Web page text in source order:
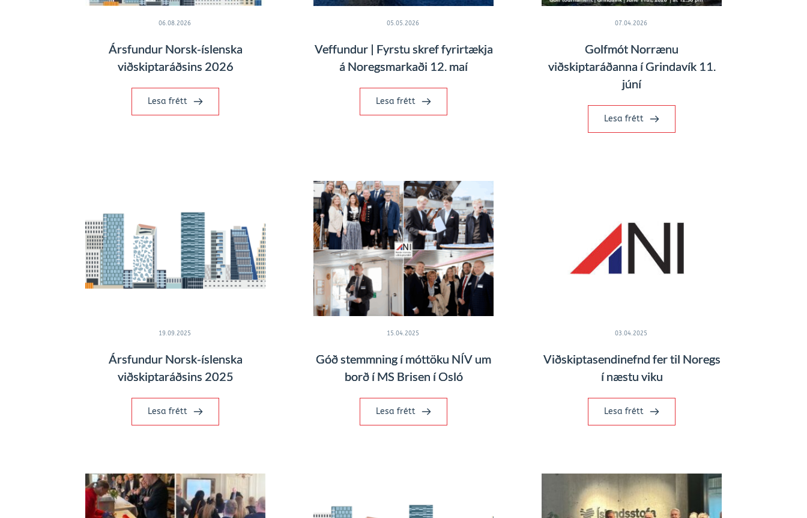
06.08.2026
Ársfundur Norsk-íslenska
viðskiptaráðsins 2026
Lesa frétt
05.05.2026
Veffundur | Fyrstu skref fyrirtækja
á Noregsmarkaði 12. maí
Lesa frétt
07.04.2026
Golfmót Norrænu
viðskiptaráðanna í Grindavík 11.
júní
Lesa frétt
19.09.2025
Ársfundur Norsk-íslenska
viðskiptaráðsins 2025
Lesa frétt
15.04.2025
Góð stemmning í móttöku NÍV um
borð í MS Brisen í Osló
Lesa frétt
03.04.2025
Viðskiptasendinefnd fer til Noregs
í næstu viku
Lesa frétt